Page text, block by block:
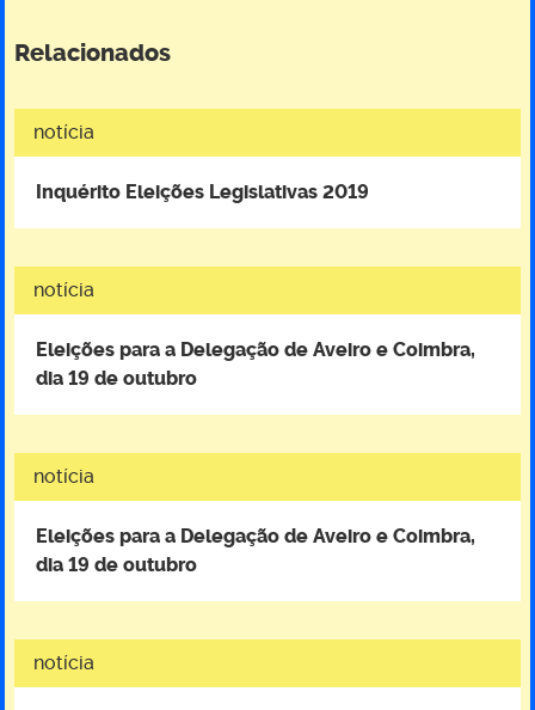
com
deficiência
visual
Relacionados
notícia
Inquérito Eleições Legislativas 2019
notícia
Eleições para a Delegação de Aveiro e Coimbra,
dia 19 de outubro
notícia
Eleições para a Delegação de Aveiro e Coimbra,
dia 19 de outubro
notícia